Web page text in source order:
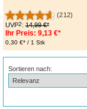
(212)
UVP2: 14,99 €*
Ihr Preis: 9,13 €*
0,30 €* / 1 Stk
Sortieren nach: